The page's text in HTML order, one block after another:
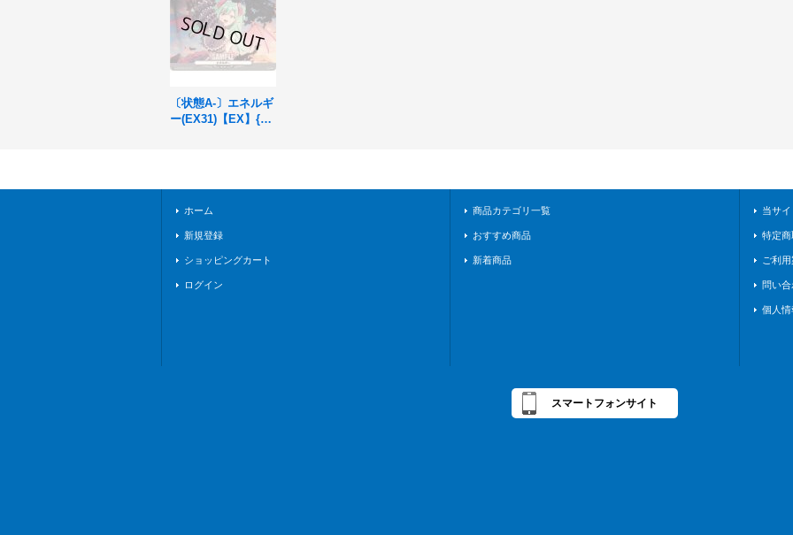
〔状態A-〕エネルギ
ー(EX31)【EX】{DZ
ホーム
新規登録
ショッピングカート
ログイン
商品カテゴリ一覧
おすすめ商品
新着商品
当サ
特定
ご利
問い合
個人
スマートフォンサイト